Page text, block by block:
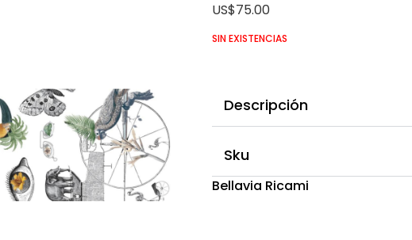
US$75.00
SIN EXISTENCIAS
Descripción
Sku
Bellavia Ricami